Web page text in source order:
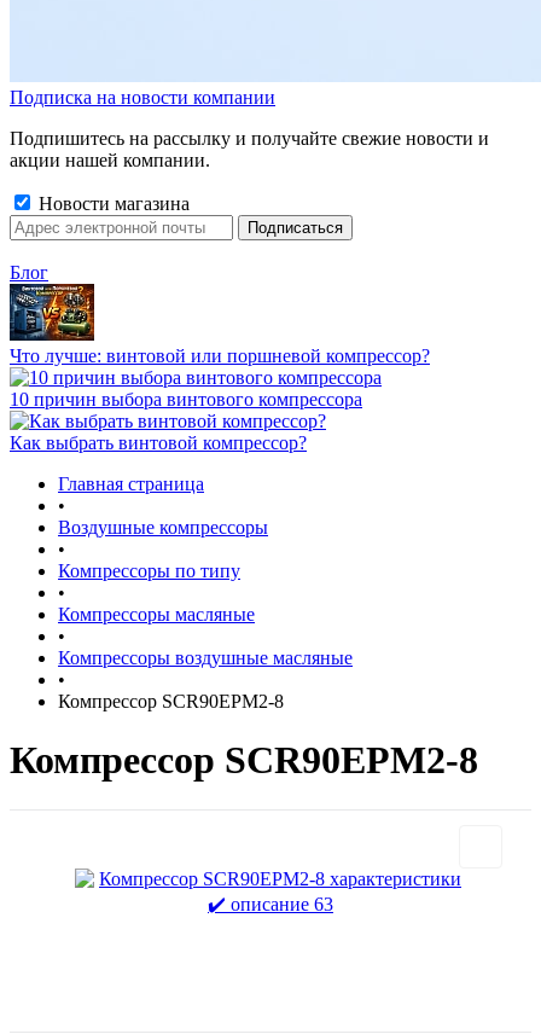
Подписка на новости компании
Подпишитесь на рассылку и получайте свежие новости и
акции нашей компании.
Новости магазина
Блог
Что лучше: винтовой или поршневой компрессор?
10 причин выбора винтового компрессора
Как выбрать винтовой компрессор?
Главная страница
•
Воздушные компрессоры
•
Компрессоры по типу
•
Компрессоры масляные
•
Компрессоры воздушные масляные
•
Компрессор SCR90EPM2-8
Компрессор SCR90EPM2-8